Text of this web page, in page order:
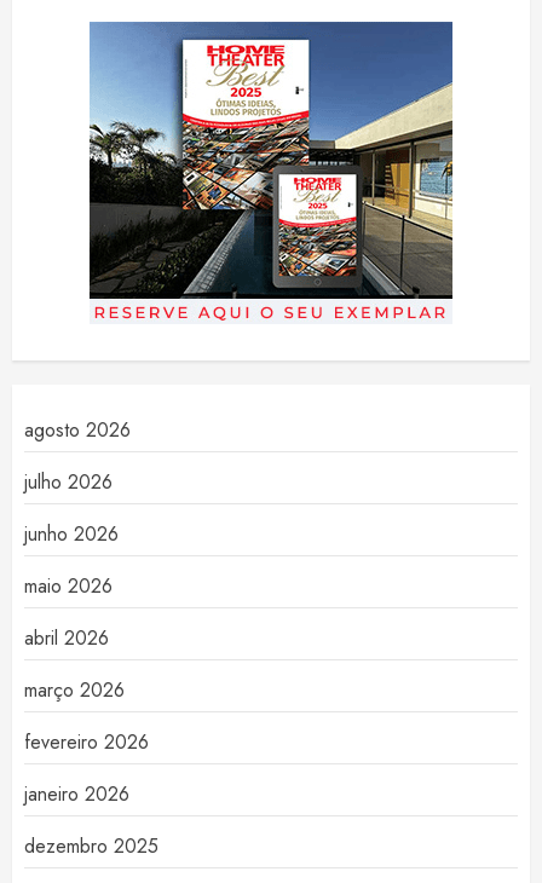
agosto 2026
julho 2026
junho 2026
maio 2026
abril 2026
março 2026
fevereiro 2026
janeiro 2026
dezembro 2025